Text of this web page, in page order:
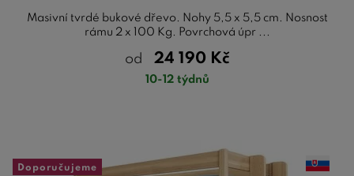
Masivní tvrdé bukové dřevo. Nohy 5,5 x 5,5 cm. Nosnost
rámu 2 x 100 Kg. Povrchová úpr ...
od 24 190 Kč
10-12 týdnů
Doporučujeme